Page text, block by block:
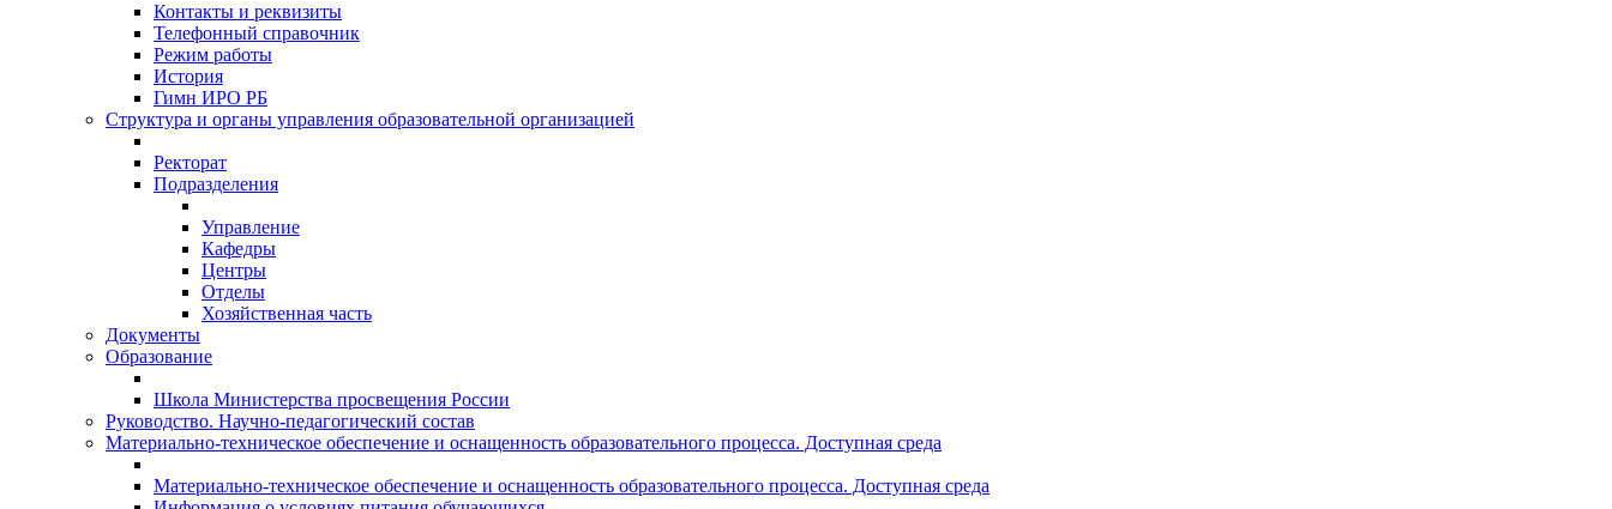
Контакты и реквизиты
Телефонный справочник
Режим работы
История
Гимн ИРО РБ
Структура и органы управления образовательной организацией
Ректорат
Подразделения
Управление
Кафедры
Центры
Отделы
Хозяйственная часть
Документы
Образование
Школа Министерства просвещения России
Руководство. Научно-педагогический состав
Материально-техническое обеспечение и оснащенность образовательного процесса. Доступная среда
Материально-техническое обеспечение и оснащенность образовательного процесса. Доступная среда